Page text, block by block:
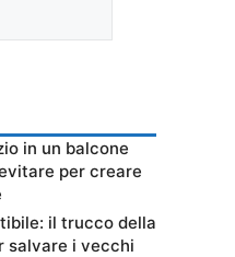
in un balcone
per creare
il trucco della
salvare i vecchi